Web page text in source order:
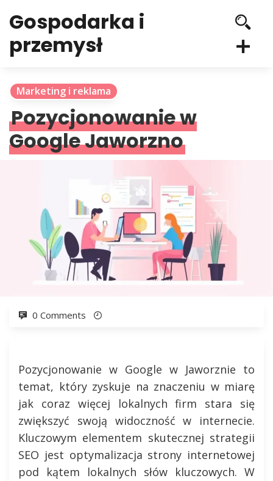
Gospodarka i
przemysł
Marketing i reklama
Pozycjonowanie w
Google Jaworzno
0 Comments
Pozycjonowanie w Google w Jaworznie to
temat, który zyskuje na znaczeniu w miarę
jak coraz więcej lokalnych firm stara się
zwiększyć swoją widoczność w internecie.
Kluczowym elementem skutecznej strategii
SEO jest optymalizacja strony internetowej
pod kątem lokalnych słów kluczowych. W